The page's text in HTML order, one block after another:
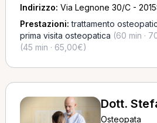
Indirizzo: Via Legnone 30/C -
Prestazioni:trattamento
prima visita osteopatica (60 min ·
(45 min · 65,00€)
Dott.
Osteopata